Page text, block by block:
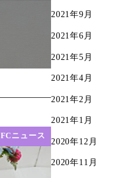
ニュース
2021年9月
2021年6月
2021年5月
2021年4月
2021年2月
2021年1月
2020年12月
2020年11月